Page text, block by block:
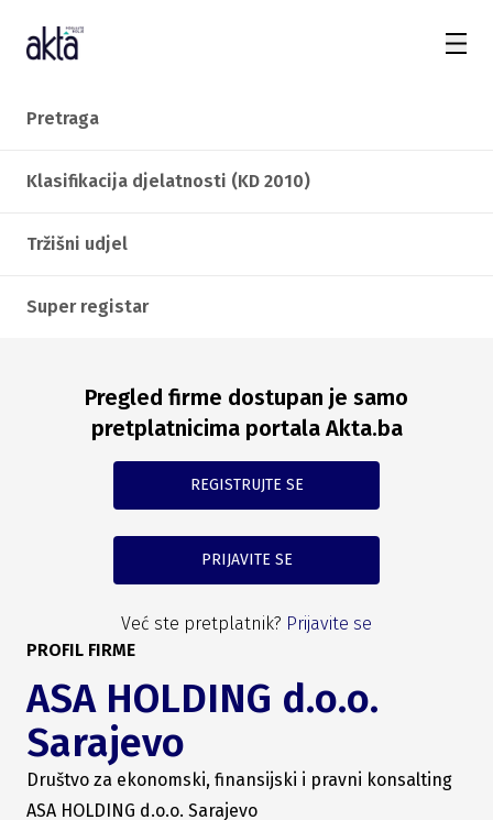
Pretraga
Klasifikacija djelatnosti (KD 2010)
Tržišni udjel
Super registar
Pregled firme dostupan je samo
pretplatnicima portala Akta.ba
REGISTRUJTE SE
PRIJAVITE SE
Već ste pretplatnik? Prijavite se
PROFIL FIRME
ASA HOLDING d.o.o.
Sarajevo
Društvo za ekonomski, finansijski i pravni konsalting
ASA HOLDING d.o.o. Sarajevo